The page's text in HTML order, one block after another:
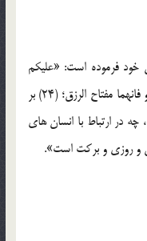
خود فرموده است: «علیکم
بصدق الحدیث و اداء الامانة الی البرّ و الفاجر و فانهما مفتاح الرزق؛ (24) بر
در ارتباط با انسان های
و روزی و برکت است».